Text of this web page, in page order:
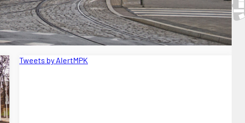
Tweets by AlertMPK